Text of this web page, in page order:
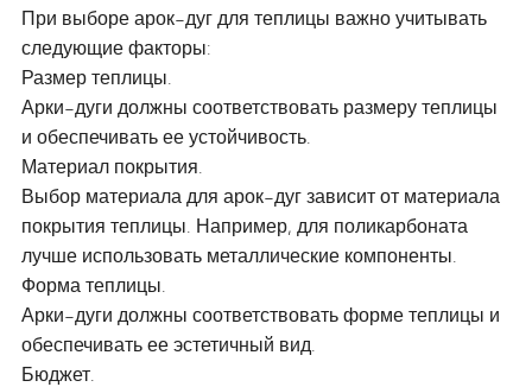
При выборе арок-дуг для теплицы важно учитывать
следующие факторы:
Размер теплицы.
Арки-дуги должны соответствовать размеру теплицы
и обеспечивать ее устойчивость.
Материал покрытия.
Выбор материала для арок-дуг зависит от материала
покрытия теплицы. Например, для поликарбоната
лучше использовать металлические компоненты.
Форма теплицы.
Арки-дуги должны соответствовать форме теплицы и
обеспечивать ее эстетичный вид.
Бюджет.